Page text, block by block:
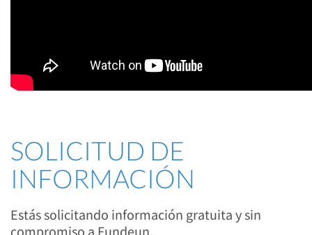
SOLICITUD DE
INFORMACIÓN
Estás solicitando información gratuita y sin
compromiso a Fundeun.